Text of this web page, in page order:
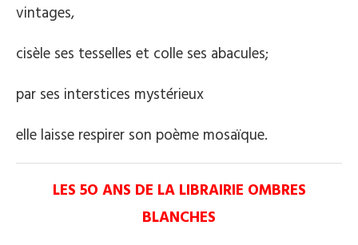
vintages,
cisèle ses tesselles et colle ses abacules;
par ses interstices mystérieux
elle laisse respirer son poème mosaïque.
LES 5O ANS DE LA LIBRAIRIE OMBRES
BLANCHES